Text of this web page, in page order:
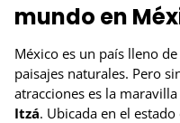
mundo en
México es un país lleno
paisajes naturales. Pero
atracciones es la
Itzá. Ubicada en el